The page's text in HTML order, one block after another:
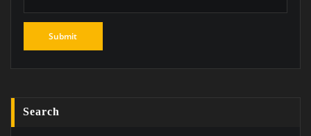
Search